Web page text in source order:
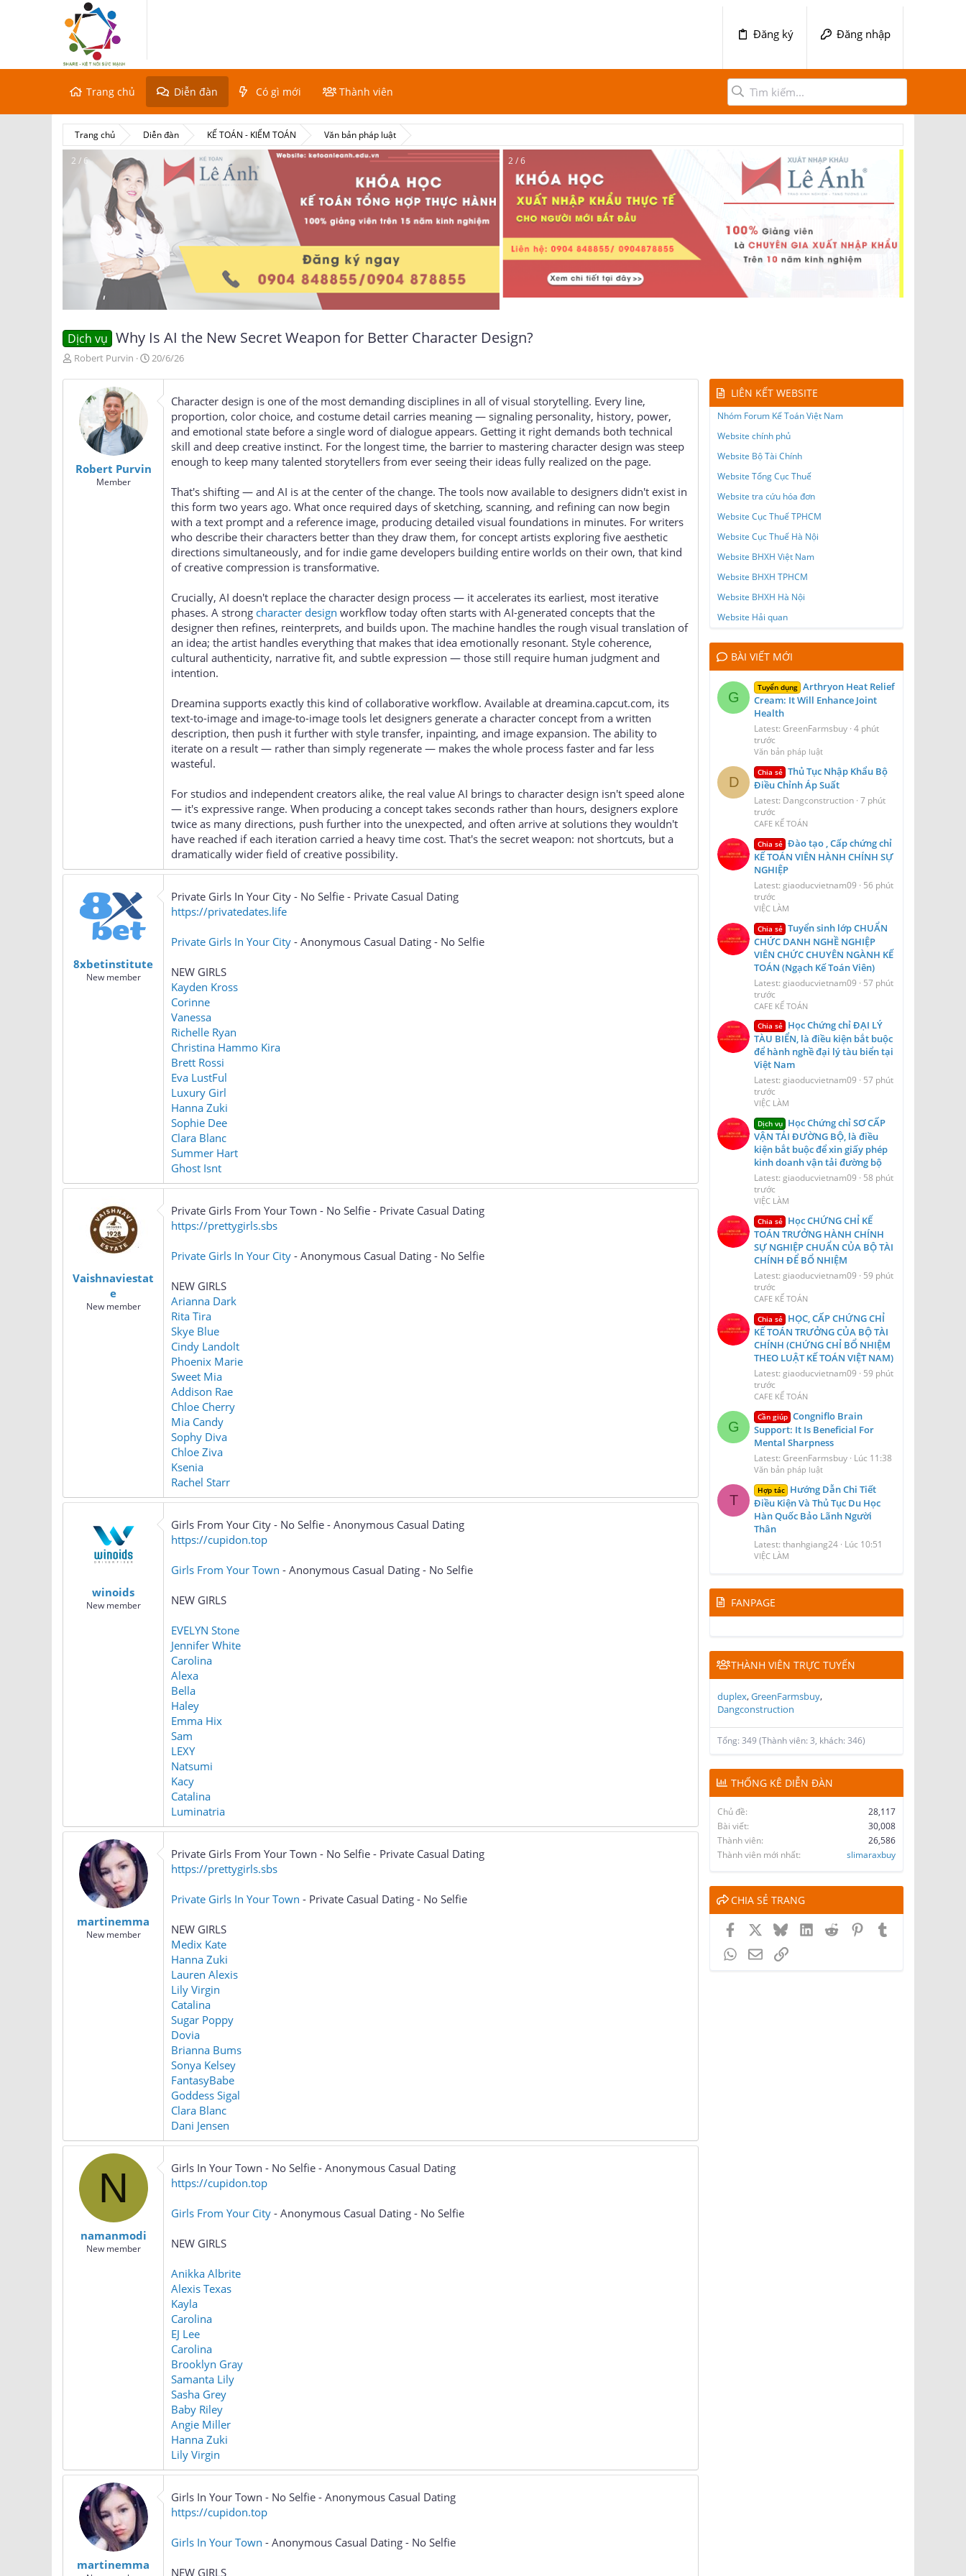
Đăng ký Đăng nhập
Trang chủ Diễn đàn Có gì mới Thành viên
Trang chủ Diễn đàn KẾ TOÁN - KIỂM TOÁN Văn bản pháp luật
2 / 6 2 / 6
Dịch vụ Why Is AI the New Secret Weapon for Better Character Design?
T
r
r
Robert Purvin
N
à
20/6/26
Robert Purvin
Member
Character design is one of the most demanding disciplines in all of visual storytelling. Every line,
proportion, color choice, and costume detail carries meaning — signaling personality, history, power,
and emotional state before a single word of dialogue appears. Getting it right demands both technical
skill and deep creative instinct. For the longest time, the barrier to mastering character design was steep
enough to keep many talented storytellers from ever seeing their ideas fully realized on the page.
That's shifting — and AI is at the center of the change. The tools now available to designers didn't exist in
this form two years ago. What once required days of sketching, scanning, and refining can now begin
with a text prompt and a reference image, producing detailed visual foundations in minutes. For writers
who describe their characters better than they draw them, for concept artists exploring five aesthetic
directions simultaneously, and for indie game developers building entire worlds on their own, that kind
of creative compression is transformative.
Crucially, AI doesn't replace the character design process — it accelerates its earliest, most iterative
phases. A strong character design workflow today often starts with AI-generated concepts that the
designer then refines, reinterprets, and builds upon. The machine handles the rough visual translation of
an idea; the artist handles everything that makes that idea emotionally resonant. Style coherence,
cultural authenticity, narrative fit, and subtle expression — those still require human judgment and
intention.
Dreamina supports exactly this kind of collaborative workflow. Available at dreamina.capcut.com, its
text-to-image and image-to-image tools let designers generate a character concept from a written
description, then push it further with style transfer, inpainting, and image expansion. The ability to
iterate on a result — rather than simply regenerate — makes the whole process faster and far less
wasteful.
For studios and independent creators alike, the real value AI brings to character design isn't speed alone
— it's expressive range. When producing a concept takes seconds rather than hours, designers explore
twice as many directions, push further into the unexpected, and often arrive at solutions they wouldn't
have reached if each iteration carried a heavy time cost. That's the secret weapon: not shortcuts, but a
dramatically wider field of creative possibility.
8xbetinstitute
New member
Private Girls In Your City - No Selfie - Private Casual Dating
https://privatedates.life
Private Girls In Your City - Anonymous Casual Dating - No Selfie
NEW GIRLS
Kayden Kross
Corinne
Vanessa
Richelle Ryan
Christina Hammo Kira
Brett Rossi
Eva LustFul
Luxury Girl
Hanna Zuki
Sophie Dee
Clara Blanc
Summer Hart
Ghost Isnt
Vaishnaviestat
e
New member
Private Girls From Your Town - No Selfie - Private Casual Dating
https://prettygirls.sbs
Private Girls In Your City - Anonymous Casual Dating - No Selfie
NEW GIRLS
Arianna Dark
Rita Tira
Skye Blue
Cindy Landolt
Phoenix Marie
Sweet Mia
Addison Rae
Chloe Cherry
Mia Candy
Sophy Diva
Chloe Ziva
Ksenia
Rachel Starr
winoids
New member
Girls From Your City - No Selfie - Anonymous Casual Dating
https://cupidon.top
Girls From Your Town - Anonymous Casual Dating - No Selfie
NEW GIRLS
EVELYN Stone
Jennifer White
Carolina
Alexa
Bella
Haley
Emma Hix
Sam
LEXY
Natsumi
Kacy
Catalina
Luminatria
martinemma
New member
Private Girls From Your Town - No Selfie - Private Casual Dating
https://prettygirls.sbs
Private Girls In Your Town - Private Casual Dating - No Selfie
NEW GIRLS
Medix Kate
Hanna Zuki
Lauren Alexis
Lily Virgin
Catalina
Sugar Poppy
Dovia
Brianna Bums
Sonya Kelsey
FantasyBabe
Goddess Sigal
Clara Blanc
Dani Jensen
N
namanmodi
New member
Girls In Your Town - No Selfie - Anonymous Casual Dating
https://cupidon.top
Girls From Your City - Anonymous Casual Dating - No Selfie
NEW GIRLS
Anikka Albrite
Alexis Texas
Kayla
Carolina
EJ Lee
Carolina
Brooklyn Gray
Samanta Lily
Sasha Grey
Baby Riley
Angie Miller
Hanna Zuki
Lily Virgin
martinemma
Girls In Your Town - No Selfie - Anonymous Casual Dating
https://cupidon.top
Girls In Your Town - Anonymous Casual Dating - No Selfie
NEW GIRLS
LIÊN KẾT WEBSITE
Nhóm Forum Kế Toán Việt Nam
Website chính phủ
Website Bộ Tài Chính
Website Tổng Cục Thuế
Website tra cứu hóa đơn
Website Cục Thuế TPHCM
Website Cục Thuế Hà Nội
Website BHXH Việt Nam
Website BHXH TPHCM
Website BHXH Hà Nội
Website Hải quan
BÀI VIẾT MỚI
G
Tuyển dụng Arthryon Heat Relief
Cream: It Will Enhance Joint
Health
Latest: GreenFarmsbuy 4 phút
trước
Văn bản pháp luật
D
Chia sẻ Thủ Tục Nhập Khẩu Bộ
Điều Chỉnh Áp Suất
Latest: Dangconstruction 7 phút
trước
CAFE KẾ TOÁN
Chia sẻ Đào tạo , Cấp chứng chỉ
KẾ TOÁN VIÊN HÀNH CHÍNH SỰ
NGHIỆP
Latest: giaoducvietnam09
56 phút
trước
VIỆC LÀM
Chia sẻ Tuyển sinh lớp CHUẨN
CHỨC DANH NGHỀ NGHIỆP
VIÊN CHỨC CHUYÊN NGÀNH KẾ
TOÁN (Ngạch Kế Toán Viên)
Latest: giaoducvietnam09
57 phút
trước
CAFE KẾ TOÁN
Chia sẻ Học Chứng chỉ ĐẠI LÝ
TÀU BIỂN, là điều kiện bắt buộc
để hành nghề đại lý tàu biển tại
Việt Nam
Latest: giaoducvietnam09
57 phút
trước
VIỆC LÀM
Dịch vụ Học Chứng chỉ SƠ CẤP
VẬN TẢI ĐƯỜNG BỘ, là điều
kiện bắt buộc để xin giấy phép
kinh doanh vận tải đường bộ
Latest: giaoducvietnam09
58 phút
trước
VIỆC LÀM
Chia sẻ Học CHỨNG CHỈ KẾ
TOÁN TRƯỞNG HÀNH CHÍNH
SỰ NGHIỆP CHUẨN CỦA BỘ TÀI
CHÍNH ĐỂ BỔ NHIỆM
Latest: giaoducvietnam09
59 phút
trước
CAFE KẾ TOÁN
Chia sẻ HỌC, CẤP CHỨNG CHỈ
KẾ TOÁN TRƯỞNG CỦA BỘ TÀI
CHÍNH (CHỨNG CHỈ BỔ NHIỆM
THEO LUẬT KẾ TOÁN VIỆT NAM)
Latest: giaoducvietnam09
59 phút
trước
CAFE KẾ TOÁN
G
Cần giúp Congniflo Brain
Support: It Is Beneficial For
Mental Sharpness
Latest: GreenFarmsbuy Lúc 11:38
Văn bản pháp luật
T
Hợp tác Hướng Dẫn Chi Tiết
Điều Kiện Và Thủ Tục Du Học
Hàn Quốc Bảo Lãnh Người
Thân
Latest: thanhgiang24 Lúc 10:51
VIỆC LÀM
FANPAGE
THÀNH VIÊN TRỰC TUYẾN
duplex GreenFarmsbuy
Dangconstruction
Tổng: 349 (Thành viên: 3, khách: 346)
THỐNG KÊ DIỄN ĐÀN
Chủ đề
28,117
Bài viết
30,008
Thành viên
26,586
Thành viên mới nhất
slimaraxbuy
CHIA SẺ TRANG
Facebook BlueskyLinkedInReddit Pinterest
WhatsApp
EmailLink